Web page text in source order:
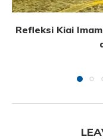
Refleksi Kiai